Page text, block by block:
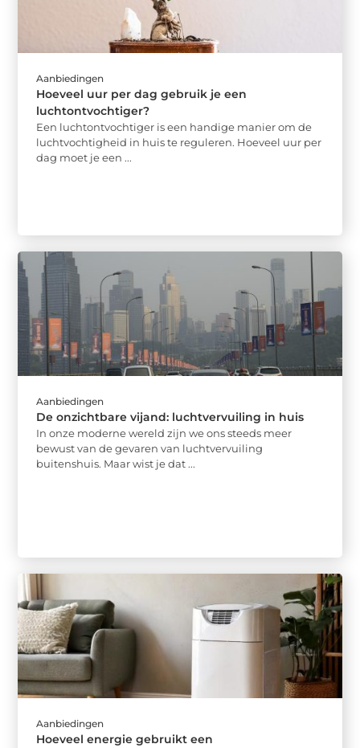
Aanbiedingen
Hoeveel uur per dag gebruik je een
luchtontvochtiger?
Een luchtontvochtiger is een handige manier om de
luchtvochtigheid in huis te reguleren. Hoeveel uur per
dag moet je een ...
Aanbiedingen
De onzichtbare vijand: luchtvervuiling in huis
In onze moderne wereld zijn we ons steeds meer
bewust van de gevaren van luchtvervuiling
buitenshuis. Maar wist je dat ...
Aanbiedingen
Hoeveel energie gebruikt een